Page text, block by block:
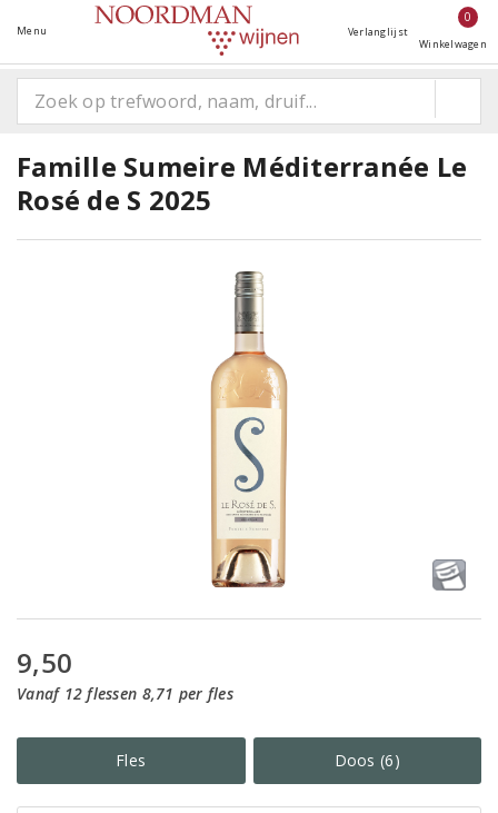
Menu Verlanglijst
0
Winkelwagen
Famille Sumeire Méditerranée Le
Rosé de S 2025
9,50
Vanaf 12 flessen 8,71 per fles
Fles Doos (6)